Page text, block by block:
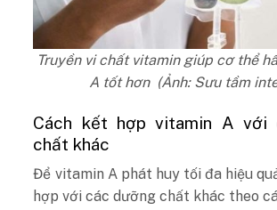
Truyền vi chất vitamin giúp cơ thể
A tốt hơn (Ảnh: Sưu tầm
Cách kết hợp vitamin A với
chất khác
Để vitamin A phát huy tối đa hiệu
hợp với các dưỡng chất khác theo